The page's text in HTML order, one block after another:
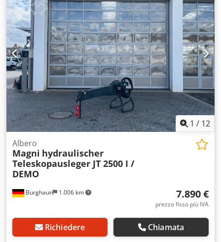
1 / 12
Burghaun 1.006 km
Albero
Magni hydraulischer
Teleskopausleger JT 2500 I /
DEMO
7.890 €
prezzo fisso più IVA
Richiedere Chiamata